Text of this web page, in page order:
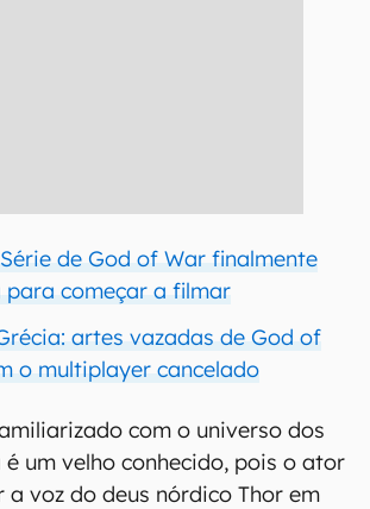
de God of War finalmente
começar a filmar
artes vazadas de God of
o multiplayer cancelado
com o universo dos
um velho conhecido, pois o ator
a voz do deus nórdico Thor em